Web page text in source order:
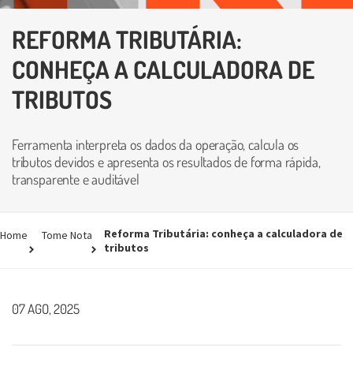
REFORMA TRIBUTÁRIA:
CONHEÇA A CALCULADORA DE
TRIBUTOS
Ferramenta interpreta os dados da operação, calcula os
tributos devidos e apresenta os resultados de forma rápida,
transparente e auditável
Home Tome Nota
Reforma Tributária: conheça a calculadora de
tributos
07 AGO, 2025